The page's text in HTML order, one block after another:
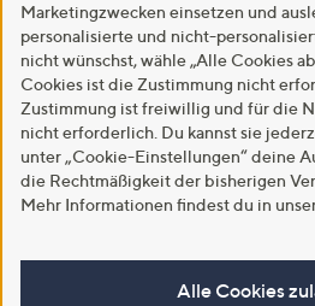
Marketingzwecken einsetzen und
personalisierte und nicht-
nicht wünschst, wähle „Alle Cookies
Cookies ist die Zustimmung nicht
Zustimmung ist freiwillig und für die
nicht erforderlich. Du kannst sie
unter „Cookie-Einstellungen“ deine
die Rechtmäßigkeit der bisherigen
Mehr Informationen findest du in
Alle Cookies